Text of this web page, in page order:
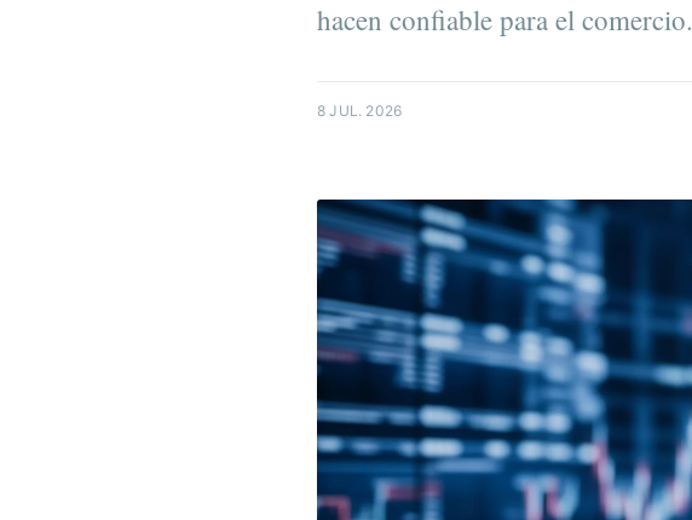
hacen confiable para el comercio.
8 JUL. 2026